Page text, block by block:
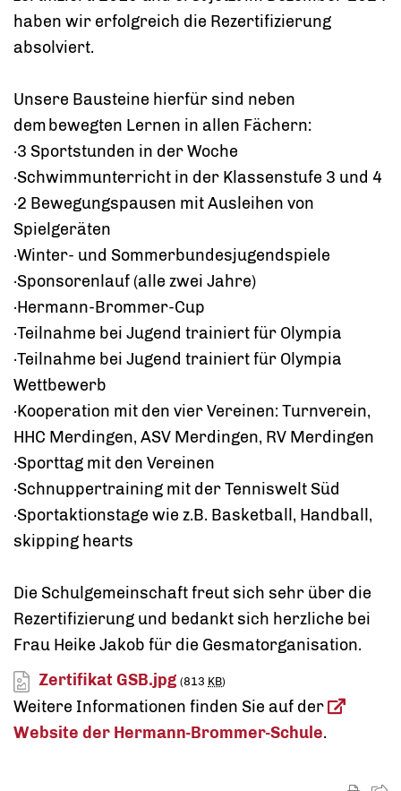
haben wir erfolgreich die Rezertifizierung
absolviert.
Unsere Bausteine hierfür sind neben
dem bewegten Lernen in allen Fächern:
·3 Sportstunden in der Woche
·Schwimmunterricht in der Klassenstufe 3 und 4
·2 Bewegungspausen mit Ausleihen von
Spielgeräten
·Winter- und Sommerbundesjugendspiele
·Sponsorenlauf (alle zwei Jahre)
·Hermann-Brommer-Cup
·Teilnahme bei Jugend trainiert für Olympia
·Teilnahme bei Jugend trainiert für Olympia
Wettbewerb
·Kooperation mit den vier Vereinen: Turnverein,
HHC Merdingen, ASV Merdingen, RV Merdingen
·Sporttag mit den Vereinen
·Schnuppertraining mit der Tenniswelt Süd
·Sportaktionstage wie z.B. Basketball, Handball,
skipping hearts
Die Schulgemeinschaft freut sich sehr über die
Rezertifizierung und bedankt sich herzliche bei
Frau Heike Jakob für die Gesmatorganisation.
Zertifikat GSB.jpg (813 KB)
Weitere Informationen finden Sie auf der
Website der Hermann-Brommer-Schule.